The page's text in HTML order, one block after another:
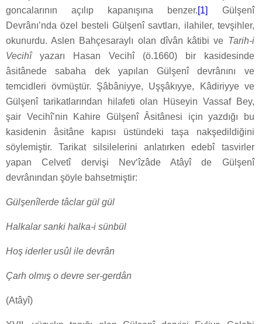
goncalarının açılıp kapanışına benzer.[1]
Gülşenî
Devrânı’nda özel besteli Gülşenî savtları, ilahiler, tevşihler,
okunurdu. Aslen Bahçesaraylı olan dîvân kâtibi ve Tarih-i
Vecihîyazarı Hasan Vecihî (ö.1660) bir kasidesinde
âsitânede sabaha dek yapılan Gülşenî devrânını ve
temcidleri övmüştür. Şâbâniyye, Uşşâkıyye, Kâdiriyye ve
Gülşenî tarikatlarından hilafeti olan Hüseyin Vassaf Bey,
şair Vecihî’nin Kahire Gülşenî Âsitânesi için yazdığı bu
kasidenin âsitâne kapısı üstündeki taşa nakşedildiğini
söylemiştir. Tarikat silsilelerini anlatırken edebî tasvirler
yapan Celvetî dervişi Nev‘îzâde Atâyî de Gülşenî
devrânından şöyle bahsetmiştir:
Gülşenîlerde tâclar gül gül
Halkalar sanki halka-i sünbül
Hoş iderler usûl ile devrân
Çarh olmış o devre ser-gerdân
(Atâyî)